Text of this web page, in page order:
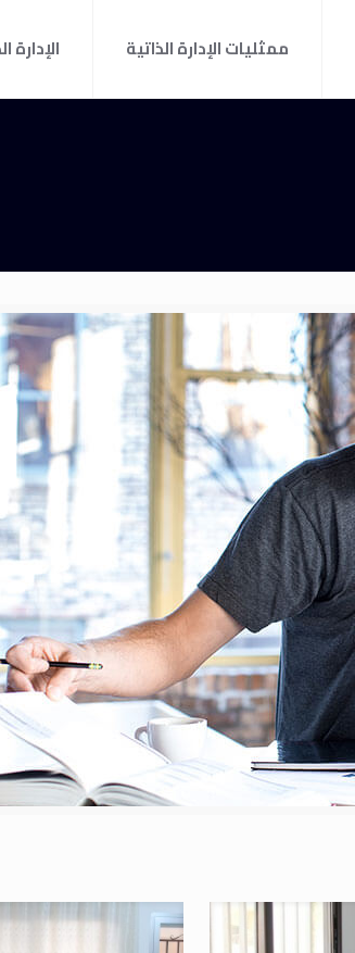
ممثليات الإدارة الذاتية الإدارة